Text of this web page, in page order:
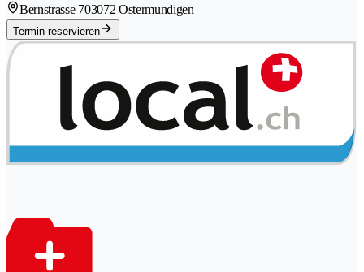
Bernstrasse 703072 Ostermundigen
Termin reservieren